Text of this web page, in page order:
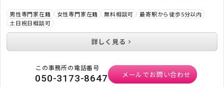
■事前に ご連絡・ご予約をいただけば、営業
時間外・土日祝日のご相談についても対応いた
んがいらっしゃるなどのご事情から、平日の日
中にお時間をとることが難しい・・・とお悩み
のお客様も、どうぞ ご安心ください。
※お電話でご連絡をいただく際は、 “相談サポ
ートサイトを見た” とお伝えいただきますと話
がスムーズです。
男性専門家在籍 女性専門家在籍 無料相談可
最寄駅から徒歩5分以内
土日祝日相談可
詳しく見る
この事務所の電話番号
050-3173-8647 メールでお問い合わせ